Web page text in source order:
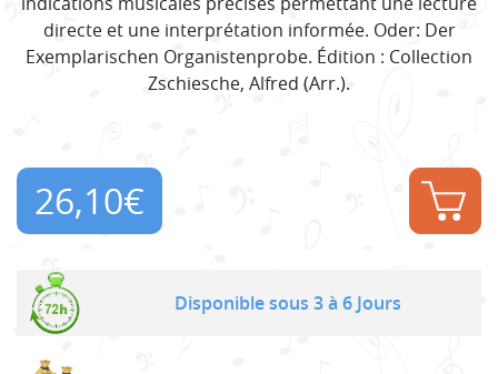
directe et une interprétation informée. Oder: Der
Exemplarischen Organistenprobe. Édition : Collection
Zschiesche, Alfred (Arr.).
26,10€
Disponible sous 3 à 6 Jours